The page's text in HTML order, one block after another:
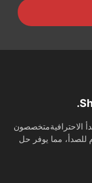
الاحترافيةمتخصصون
للصدأ، مما يوفر حل